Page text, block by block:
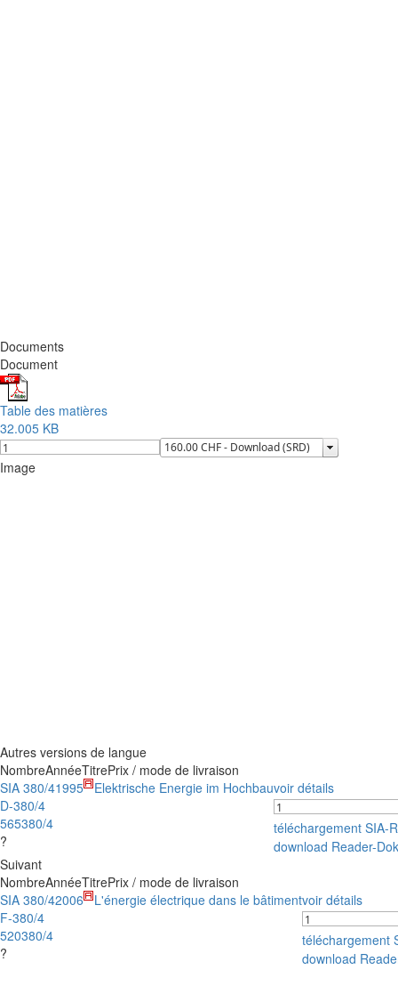
Documents
Document
Table des matières
32.005 KB
Image
Autres versions de langue
NombreAnnéeTitrePrix / mode de livraison
SIA 380/4
D-380/4
565380/4
?
1995 Elektrische Energie im Hochbauvoir détails
téléchargement SIA-
download Reader-
Suivant
NombreAnnéeTitrePrix / mode de livraison
SIA 380/4
F-380/4
520380/4
?
2006 L'énergie électrique dans le bâtimentvoir détails
téléchargement
download